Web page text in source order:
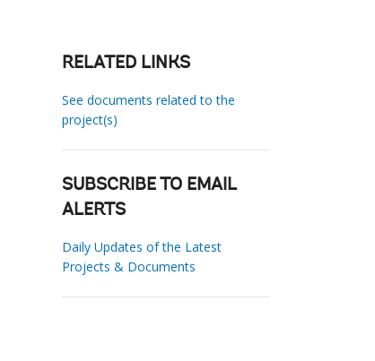
RELATED LINKS
See documents related to the
project(s)
SUBSCRIBE TO EMAIL
ALERTS
Daily Updates of the Latest
Projects & Documents